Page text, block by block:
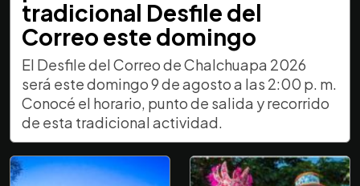
tradicional Desfile del
Correo este domingo
El Desfile del Correo de Chalchuapa 2026
será este domingo 9 de agosto a las 2:00 p. m.
Conocé el horario, punto de salida y recorrido
de esta tradicional actividad.